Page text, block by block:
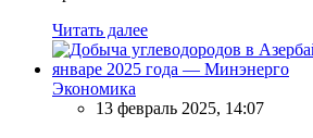
Читать далее
Экономика
13 февраль 2025, 14:07